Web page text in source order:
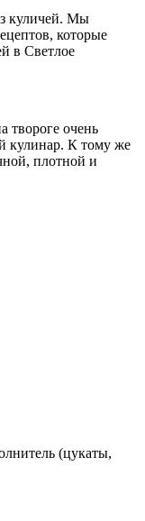
куличей. Мы
которые
в Светлое
твороге очень
кулинар. К тому же
плотной и
(цукаты,